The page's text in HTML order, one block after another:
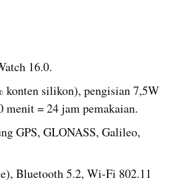
16.0.
silikon), pengisian 7,5W
menit = 24 jam pemakaian.
GPS, GLONASS, Galileo,
Bluetooth 5.2, Wi-Fi 802.11